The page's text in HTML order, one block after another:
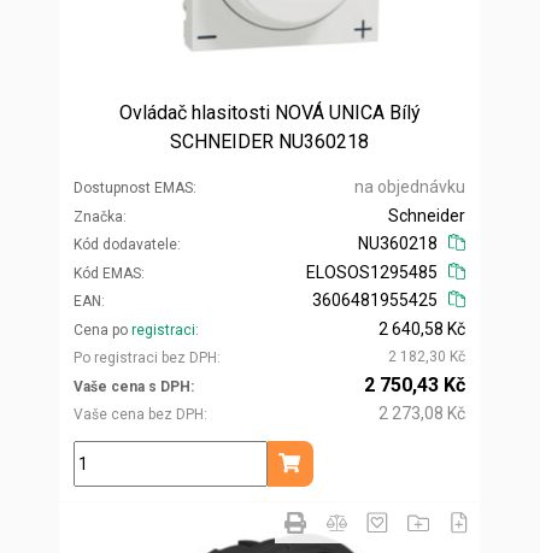
Ovládač hlasitosti NOVÁ UNICA Bílý
SCHNEIDER NU360218
Dostupnost EMAS na objednávku
Značka
Kód dodavatele
Schneider
NU360218
Kód EMAS
EAN
ELOSOS1295485
3606481955425
Cena po registraci
Po registraci bez DPH
2 640,58 Kč
2 182,30 Kč
Vaše cena s DPH
Vaše cena bez DPH
2 750,43 Kč
2 273,08 Kč
ks
Přidat do košíku